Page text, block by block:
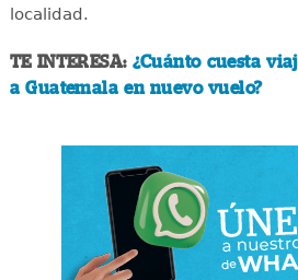
localidad.
TE INTERESA: ¿Cuánto cuesta
a Guatemala en nuevo vuelo?